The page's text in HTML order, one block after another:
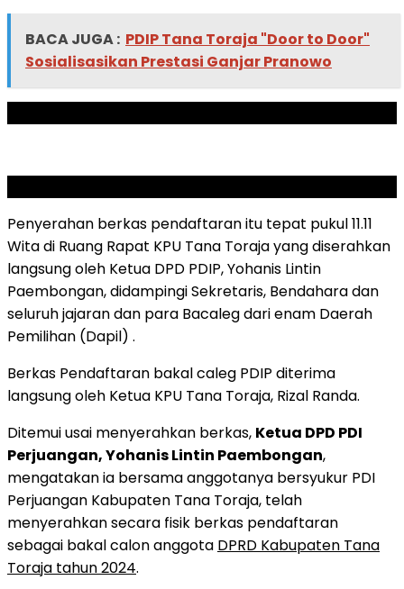
BACA JUGA : PDIP Tana Toraja "Door to Door"
Sosialisasikan Prestasi Ganjar Pranowo
Penyerahan berkas pendaftaran itu tepat pukul 11.11
Wita di Ruang Rapat KPU Tana Toraja yang diserahkan
langsung oleh Ketua DPD PDIP, Yohanis Lintin
Paembongan, didampingi Sekretaris, Bendahara dan
seluruh jajaran dan para Bacaleg dari enam Daerah
Pemilihan (Dapil) .
Berkas Pendaftaran bakal caleg PDIP diterima
langsung oleh Ketua KPU Tana Toraja, Rizal Randa.
Ditemui usai menyerahkan berkas, Ketua DPD PDI
Perjuangan, Yohanis Lintin Paembongan,
mengatakan ia bersama anggotanya bersyukur PDI
Perjuangan Kabupaten Tana Toraja, telah
menyerahkan secara fisik berkas pendaftaran
sebagai bakal calon anggota DPRD Kabupaten Tana
Toraja tahun 2024.